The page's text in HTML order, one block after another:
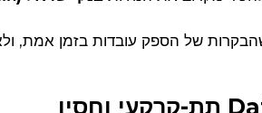
של הספק עובדות בזמן אמת,